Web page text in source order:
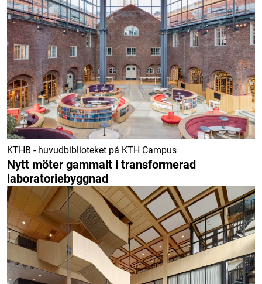
KTHB - huvudbiblioteket på KTH Campus
Nytt möter gammalt i transformerad
laboratoriebyggnad